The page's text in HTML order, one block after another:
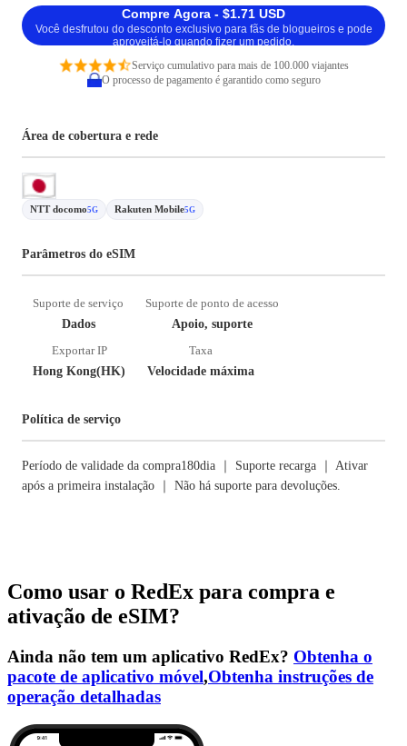
Compre Agora - $1.71 USD
Você desfrutou do desconto exclusivo para fãs de blogueiros e pode
aproveitá-lo quando fizer um pedido.
Serviço cumulativo para mais de 100.000 viajantes
O processo de pagamento é garantido como seguro
Área de cobertura e rede
NTT docomo5G Rakuten Mobile5G
Parâmetros do eSIM
Suporte de serviço
Dados
Suporte de ponto de acesso
Apoio, suporte
Exportar IP
Hong Kong(HK)
Taxa
Velocidade máxima
Política de serviço
Período de validade da compra180dia ｜ Suporte recarga ｜ Ativar
após a primeira instalação ｜ Não há suporte para devoluções.
Como usar o RedEx para compra e
ativação de eSIM?
Ainda não tem um aplicativo RedEx? Obtenha o
pacote de aplicativo móvel,Obtenha instruções de
operação detalhadas